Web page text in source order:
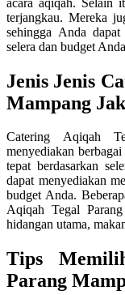
terjangkau. Mereka
sehingga Anda
selera dan budget
Jenis Jenis
Mampang
Catering Aqiqah
menyediakan
tepat berdasarkan
dapat menyediakan
budget Anda.
Aqiqah Tegal
hidangan utama,
Tips
Parang